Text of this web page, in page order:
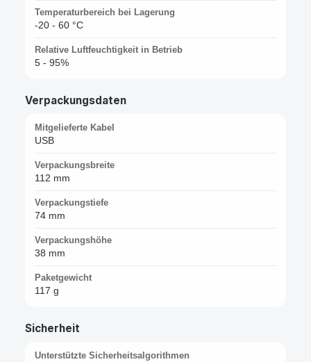
Temperaturbereich bei Lagerung
-20 - 60 °C
Relative Luftfeuchtigkeit in Betrieb
5 - 95%
Verpackungsdaten
Mitgelieferte Kabel
USB
Verpackungsbreite
112 mm
Verpackungstiefe
74 mm
Verpackungshöhe
38 mm
Paketgewicht
117 g
Sicherheit
Unterstützte Sicherheitsalgorithmen